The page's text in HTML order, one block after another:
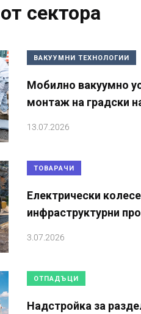
сектора
ВАКУУМНИ ТЕХНОЛОГИИ
Мобилно вакуумно
монтаж на градски
13.07.2026
ТОВАРАЧИ
Електрически
инфраструктурни
3.07.2026
ОТПАДЪЦИ
Надстройка за